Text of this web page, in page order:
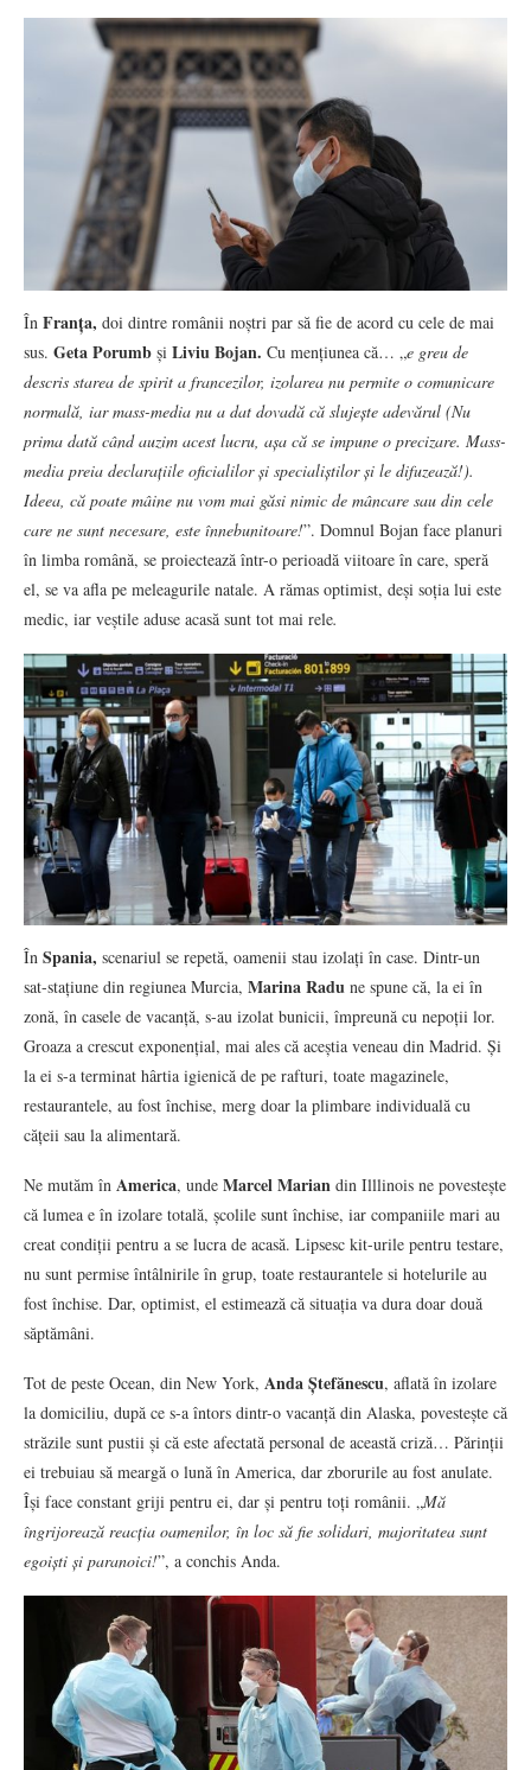
În Franța, doi dintre românii noștri par să fie de acord cu cele de mai
sus. Geta Porumb și Liviu Bojan. Cu mențiunea că… „e greu de
descris starea de spirit a francezilor, izolarea nu permite o comunicare
normală, iar mass-media nu a dat dovadă că slujește adevărul (Nu
prima dată când auzim acest lucru, așa că se impune o precizare. Mass-
media preia declarațiile oficialilor și specialiștilor și le difuzează!).
Ideea, că poate mâine nu vom mai găsi nimic de mâncare sau din cele
care ne sunt necesare, este înnebunitoare!”. Domnul Bojan face planuri
în limba română, se proiectează într-o perioadă viitoare în care, speră
el, se va afla pe meleagurile natale. A rămas optimist, deși soția lui este
medic, iar veștile aduse acasă sunt tot mai rele.
În Spania, scenariul se repetă, oamenii stau izolați în case. Dintr-un
sat-stațiune din regiunea Murcia, Marina Radu ne spune că, la ei în
zonă, în casele de vacanță, s-au izolat bunicii, împreună cu nepoții lor.
Groaza a crescut exponențial, mai ales că aceștia veneau din Madrid. Și
la ei s-a terminat hârtia igienică de pe rafturi, toate magazinele,
restaurantele, au fost închise, merg doar la plimbare individuală cu
cățeii sau la alimentară.
Ne mutăm în America, unde Marcel Marian din Illlinois ne povestește
că lumea e în izolare totală, școlile sunt închise, iar companiile mari au
creat condiții pentru a se lucra de acasă. Lipsesc kit-urile pentru testare,
nu sunt permise întâlnirile în grup, toate restaurantele si hotelurile au
fost închise. Dar, optimist, el estimează că situația va dura doar două
săptămâni.
Tot de peste Ocean, din New York, Anda Ștefănescu, aflată în izolare
la domiciliu, după ce s-a întors dintr-o vacanță din Alaska, povestește că
străzile sunt pustii și că este afectată personal de această criză… Părinții
ei trebuiau să meargă o lună în America, dar zborurile au fost anulate.
Își face constant griji pentru ei, dar și pentru toți românii. „Mă
îngrijorează reacția oamenilor, în loc să fie solidari, majoritatea sunt
egoiști și paranoici!”, a conchis Anda.